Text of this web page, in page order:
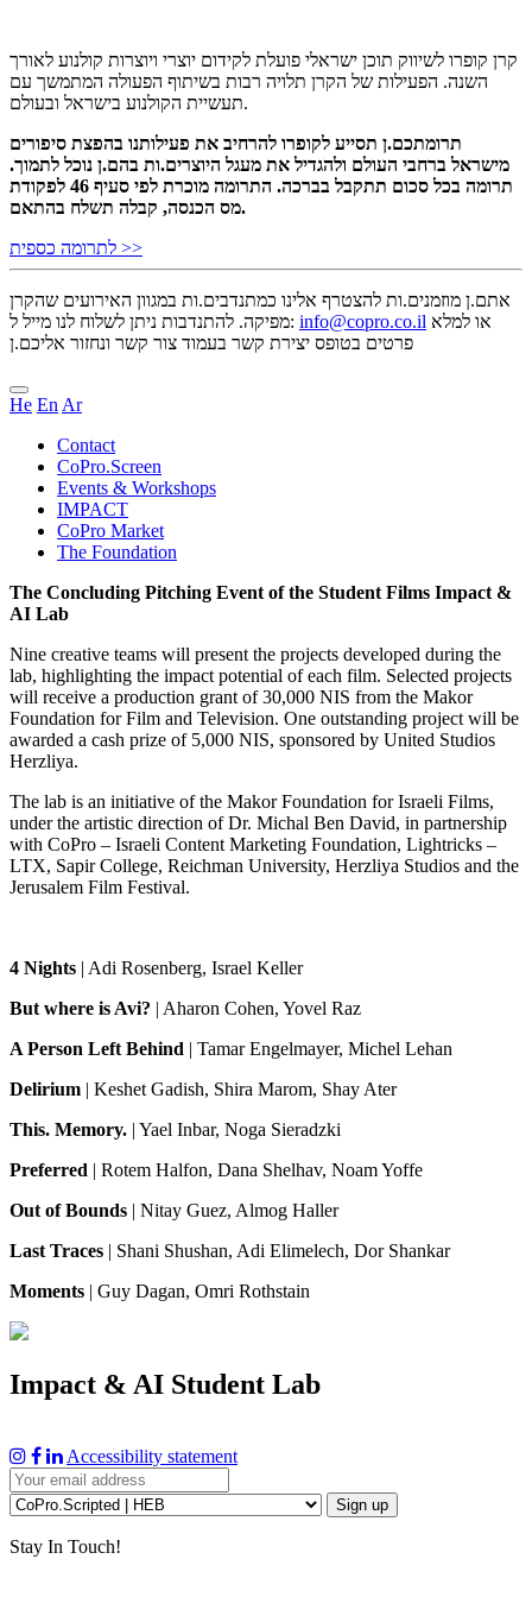
קרן קופרו לשיווק תוכן ישראלי פועלת לקידום יוצרי ויוצרות קולנוע לאורך
השנה. הפעילות של הקרן תלויה רבות בשיתוף הפעולה המתמשך עם
תעשיית הקולנוע בישראל ובעולם.
תרומתכם.ן תסייע לקופרו להרחיב את פעילותנו בהפצת סיפורים
מישראל ברחבי העולם ולהגדיל את מעגל היוצרים.ות בהם.ן נוכל לתמוך.
תרומה בכל סכום תתקבל בברכה. התרומה מוכרת לפי סעיף 46 לפקודת
מס הכנסה, קבלה תשלח בהתאם.
לתרומה כספית >>
אתם.ן מוזמנים.ות להצטרף אלינו כמתנדבים.ות במגוון האירועים שהקרן
מפיקה. להתנדבות ניתן לשלוח לנו מייל ל: info@copro.co.il
פרטים בטופס יצירת קשר בעמוד צור קשר ונחזור אליכם.ן
He En Ar
Contact
CoPro.Screen
Events & Workshops
IMPACT
CoPro Market
The Foundation
The Concluding Pitching Event of the Student Films Impact &
AI Lab
Nine creative teams will present the projects developed during the
lab, highlighting the impact potential of each film. Selected projects
will receive a production grant of 30,000 NIS from the Makor
Foundation for Film and Television. One outstanding project will be
awarded a cash prize of 5,000 NIS, sponsored by United Studios
Herzliya.
The lab is an initiative of the Makor Foundation for Israeli Films,
under the artistic direction of Dr. Michal Ben David, in partnership
with CoPro – Israeli Content Marketing Foundation, Lightricks –
LTX, Sapir College, Reichman University, Herzliya Studios and the
Jerusalem Film Festival.
4 Nights | Adi Rosenberg, Israel Keller
But where is Avi? | Aharon Cohen, Yovel Raz
A Person Left Behind | Tamar Engelmayer, Michel Lehan
Delirium | Keshet Gadish, Shira Marom, Shay Ater
This. Memory. | Yael Inbar, Noga Sieradzki
Preferred | Rotem Halfon, Dana Shelhav, Noam Yoffe
Out of Bounds | Nitay Guez, Almog Haller
Last Traces | Shani Shushan, Adi Elimelech, Dor Shankar
Moments | Guy Dagan, Omri Rothstain
Impact & AI Student Lab
Accessibility statement
Stay In Touch!